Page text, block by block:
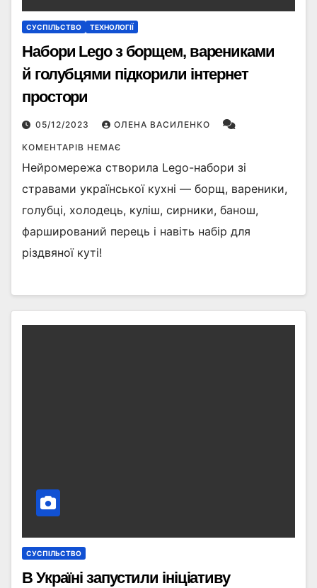
СУСПІЛЬСТВО ТЕХНОЛОГІЇ
Набори Lego з борщем, варениками
й голубцями підкорили інтернет
простори
05/12/2023 ОЛЕНА ВАСИЛЕНКО
КОМЕНТАРІВ НЕМАЄ
Нейромережа створила Lego-набори зі
стравами української кухні — борщ, вареники,
голубці, холодець, куліш, сирники, банош,
фарширований перець і навіть набір для
різдвяної куті!
СУСПІЛЬСТВО
В Україні запустили ініціативу